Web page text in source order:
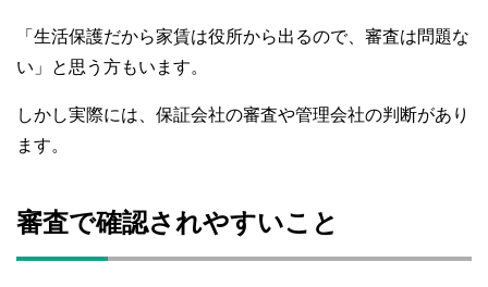
「生活保護だから家賃は役所から出るので、審査は問題な
い」と思う方もいます。
しかし実際には、保証会社の審査や管理会社の判断があり
ます。
審査で確認されやすいこと